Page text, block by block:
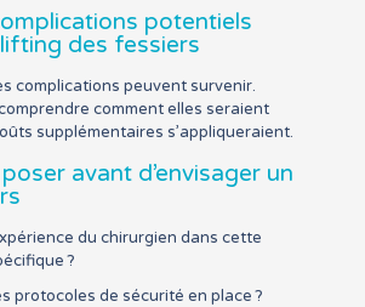
potentiels
des fessiers
complications peuvent survenir.
comment elles seraient
supplémentaires s’appliqueraient.
avant d’envisager un
du chirurgien dans cette
?
protocoles de sécurité en place ?